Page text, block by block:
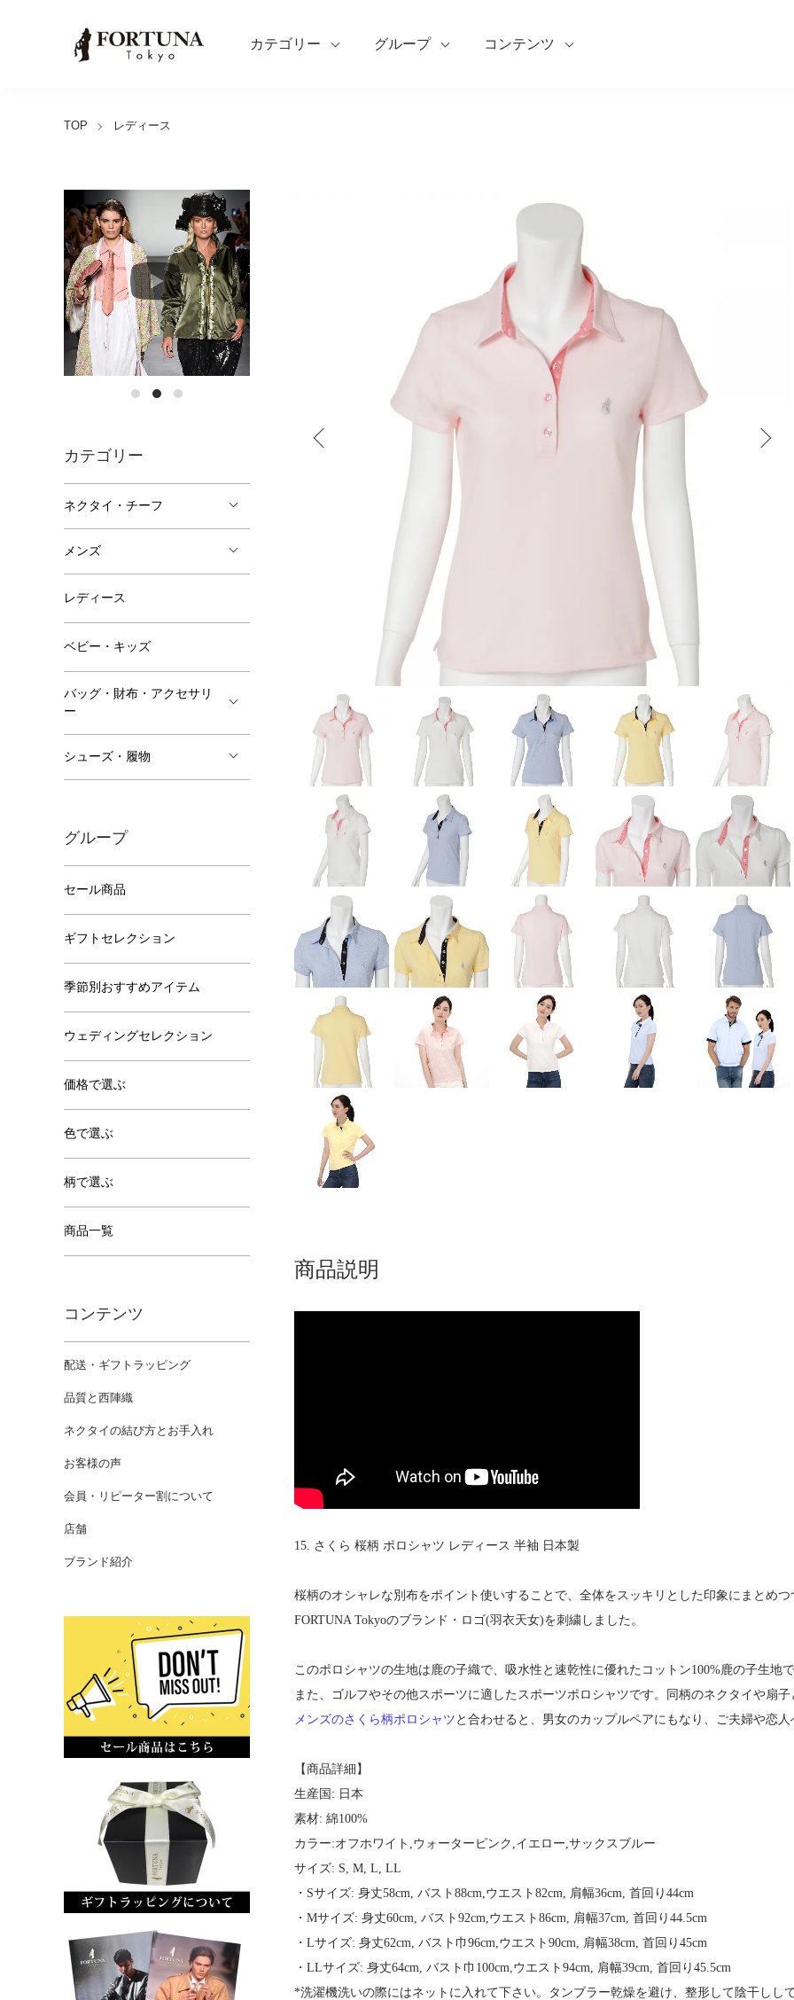
カテゴリー グループ コンテンツ
TOP レディース
商品説明
15. さくら 桜柄 ポロシャツ レディース 半袖 日本製
桜柄のオシャレな別布をポイント使いすることで、全体をスッキリとした印象にまとめ
FORTUNA Tokyoのブランド・ロゴ(羽衣天女)を刺繍しました。
このポロシャツの生地は鹿の子織で、吸水性と速乾性に優れたコットン100%鹿の子生地
また、ゴルフやその他スポーツに適したスポーツポロシャツです。同柄のネクタイや扇
メンズのさくら柄ポロシャツ と合わせると、男女のカップルペアにもなり、ご夫婦や恋人
【商品詳細】
生産国: 日本
素材: 綿100%
カラー:オフホワイト,ウォーターピンク,イエロー,サックスブルー
サイズ: S, M, L, LL
・Sサイズ: 身丈58cm, バスト88cm,ウエスト82cm, 肩幅36cm, 首回り44cm
・Mサイズ: 身丈60cm, バスト92cm,ウエスト86cm, 肩幅37cm, 首回り44.5cm
・Lサイズ: 身丈62cm, バスト巾96cm,ウエスト90cm, 肩幅38cm, 首回り45cm
・LLサイズ: 身丈64cm, バスト巾100cm,ウエスト94cm, 肩幅39cm, 首回り45.5cm
*洗濯機洗いの際にはネットに入れて下さい。タンブラー乾燥を避け、整形して陰干しして
カテゴリー
ネクタイ・チーフ
メンズ
レディース
ベビー・キッズ
バッグ・財布・アクセサリ
ー
シューズ・履物
グループ
セール商品
ギフトセレクション
季節別おすすめアイテム
ウェディングセレクション
価格で選ぶ
色で選ぶ
柄で選ぶ
商品一覧
コンテンツ
配送・ギフトラッピング
品質と西陣織
ネクタイの結び方とお手入れ
お客様の声
会員・リピーター割について
店舗
ブランド紹介